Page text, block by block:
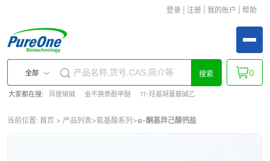
登录 注册 我的账户 帮助
全部 搜索
大家都在搜: 异崖椒碱 金不换萘酚甲醚 11-羟基胡蔓藤碱乙
0
当前位置: 首页 > 产品列表>氨基酸系列 >α-酮基异己酸钙盐